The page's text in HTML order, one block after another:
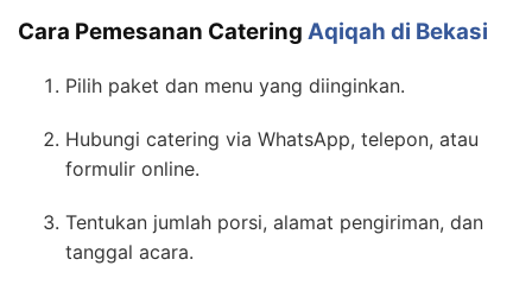
Cara Pemesanan Catering Aqiqah di Bekasi
Pilih paket dan menu yang diinginkan.
Hubungi catering via WhatsApp, telepon, atau
formulir online.
Tentukan jumlah porsi, alamat pengiriman, dan
tanggal acara.